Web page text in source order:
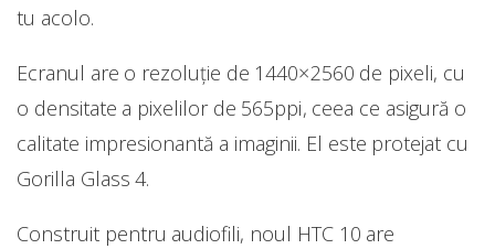
tu acolo.
Ecranul are o rezoluție de 1440×2560 de pixeli, cu
o densitate a pixelilor de 565ppi, ceea ce asigură o
calitate impresionantă a imaginii. El este protejat cu
Gorilla Glass 4.
Construit pentru audiofili, noul HTC 10 are